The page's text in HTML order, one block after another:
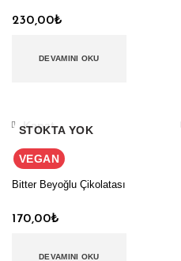
230,00₺
DEVAMINI OKU
STOKTA YOK
VEGAN
Kapat
Bitter Beyoğlu Çikolatası
170,00₺
DEVAMINI OKU